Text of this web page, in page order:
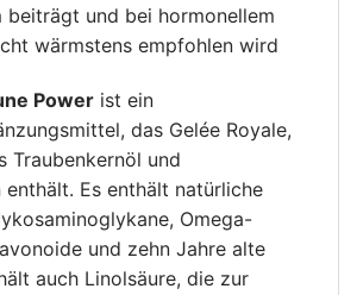
beiträgt und bei hormonellem
wärmstens empfohlen wird
Power ist ein
das Gelée Royale,
Traubenkernöl und
enthält. Es enthält natürliche
Omega-
und zehn Jahre alte
auch Linolsäure, die zur